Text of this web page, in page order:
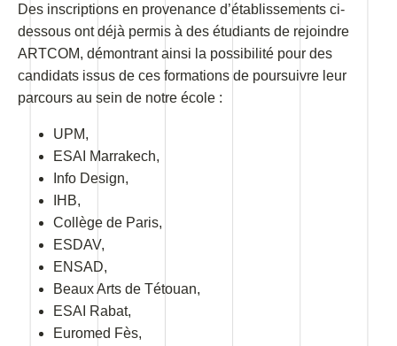
Des inscriptions en provenance d’établissements ci-
dessous ont déjà permis à des étudiants de rejoindre
ARTCOM, démontrant ainsi la possibilité pour des
candidats issus de ces formations de poursuivre leur
parcours au sein de notre école :
UPM,
ESAI Marrakech,
Info Design,
IHB,
Collège de Paris,
ESDAV,
ENSAD,
Beaux Arts de Tétouan,
ESAI Rabat,
Euromed Fès,